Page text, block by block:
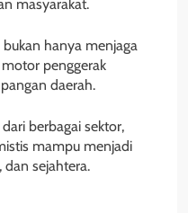
masyarakat.
hanya menjaga
penggerak
daerah.
berbagai sektor,
mampu menjadi
sejahtera.